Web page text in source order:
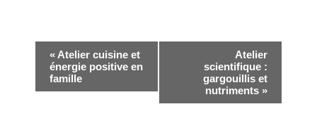
Navigation
Évènement
« Atelier cuisine et
énergie positive en
famille
Atelier
scientifique :
gargouillis et
nutriments »